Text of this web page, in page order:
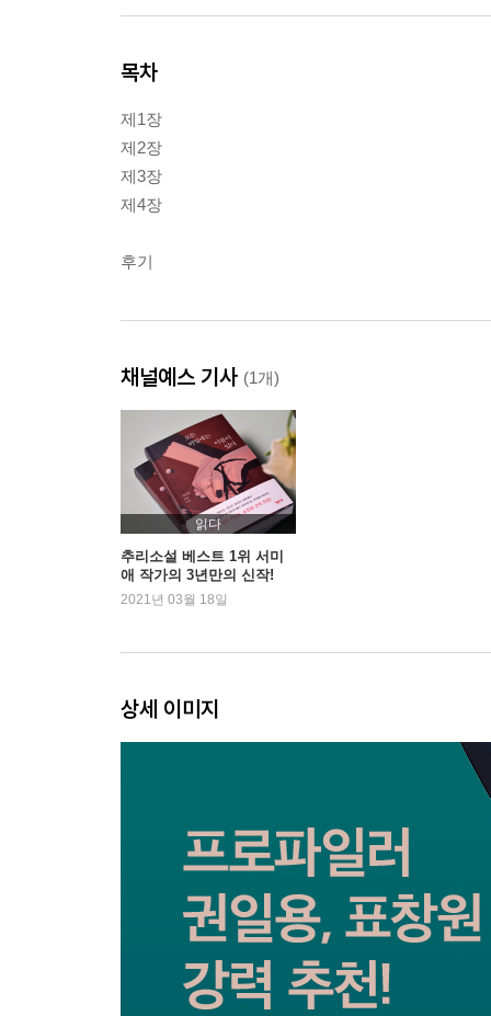
목차
제1장
제2장
제3장
제4장
후기
채널예스 기사 (1개)
읽다
추리소설 베스트 1위 서미
애 작가의 3년만의 신작!
2021년 03월 18일
상세 이미지